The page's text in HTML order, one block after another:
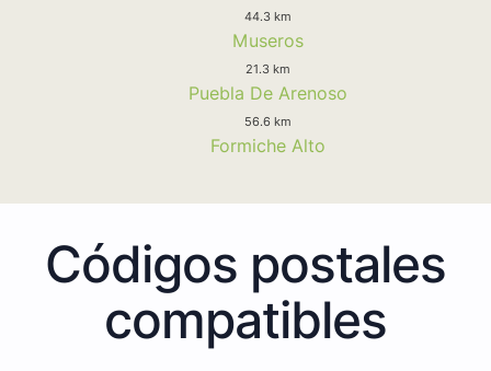
44.3 km
Museros
21.3 km
Puebla De Arenoso
56.6 km
Formiche Alto
Códigos postales
compatibles